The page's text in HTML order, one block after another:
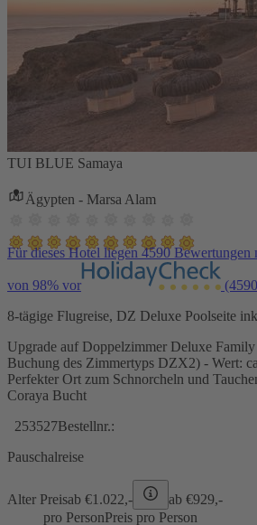
TUI BLUE Samaya
Ägypten - Marsa Alam
Für dieses Hotel liegen 4590 Bewertungen
von 98% vor
8-tägige Flugreise, DZ Deluxe Poolseite
Upgrade auf Doppelzimmer Deluxe
Buchung des Zimmertyps DZX2) - Wert:
Perfekter Ort zum Schnorcheln und
Coraya Bucht
253527Bestellnr.:
Pauschalreise
Alter Preisab €1.022,- ab €929,-
pro PersonPreis pro Person